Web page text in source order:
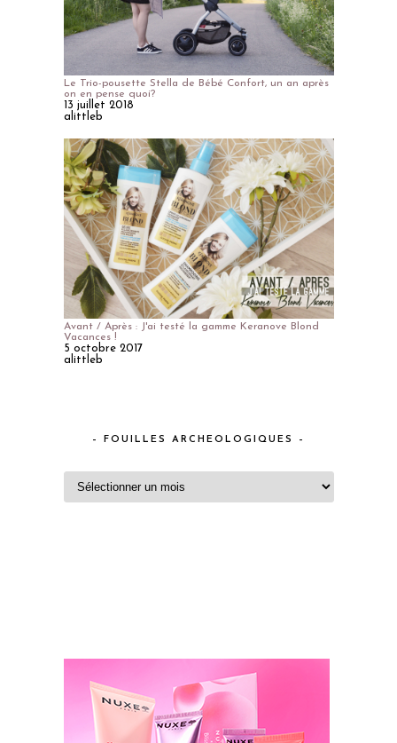
Le Trio-pousette Stella de Bébé Confort, un an après
on en pense quoi?
13 juillet 2018
alittleb
Avant / Après : J'ai testé la gamme Keranove Blond
Vacances !
5 octobre 2017
alittleb
– FOUILLES ARCHEOLOGIQUES –